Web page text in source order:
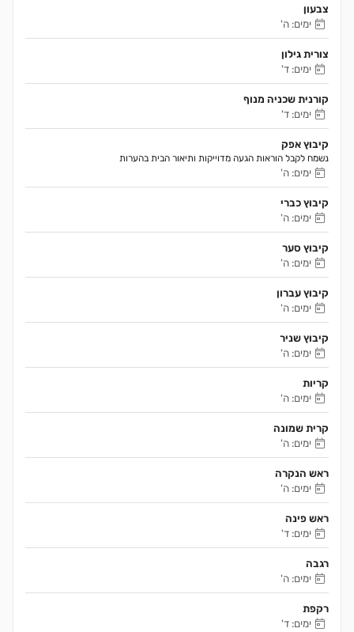
צבעון
ימים: ה'
צורית גילון
ימים: ד'
קורנית שכניה מנוף
ימים: ד'
קיבוץ אפק
נשמח לקבל הוראות הגעה מדוייקות ותיאור הבית בהערות
ימים: ה'
קיבוץ כברי
ימים: ה'
קיבוץ סער
ימים: ה'
קיבוץ עברון
ימים: ה'
קיבוץ שניר
ימים: ה'
קריות
ימים: ה'
קרית שמונה
ימים: ה'
ראש הנקרה
ימים: ה'
ראש פינה
ימים: ד'
רגבה
ימים: ה'
רקפת
ימים: ד'